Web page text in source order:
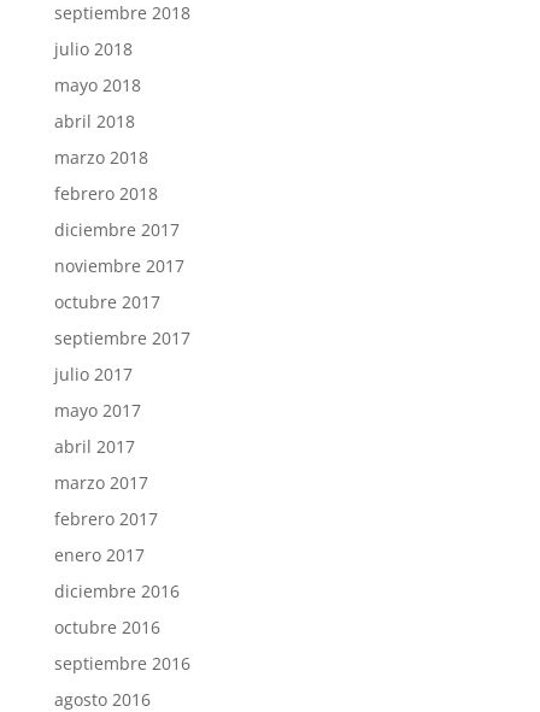
septiembre 2018
julio 2018
mayo 2018
abril 2018
marzo 2018
febrero 2018
diciembre 2017
noviembre 2017
octubre 2017
septiembre 2017
julio 2017
mayo 2017
abril 2017
marzo 2017
febrero 2017
enero 2017
diciembre 2016
octubre 2016
septiembre 2016
agosto 2016